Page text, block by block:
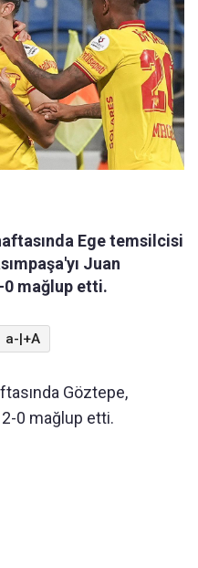
Ege temsilcisi
Juan
0 mağlup etti.
a-|+A
Göztepe,
2-0 mağlup etti.